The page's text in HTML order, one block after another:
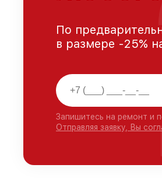
По
в размере -25%
Запишитесь на ремонт и
Отправляя заявку, Вы